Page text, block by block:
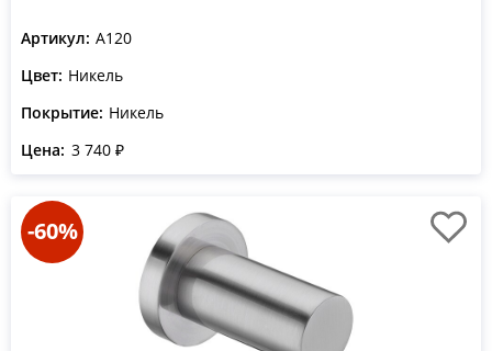
Артикул: A120
Цвет: Никель
Покрытие: Никель
Цена: 3 740 ₽
-60%